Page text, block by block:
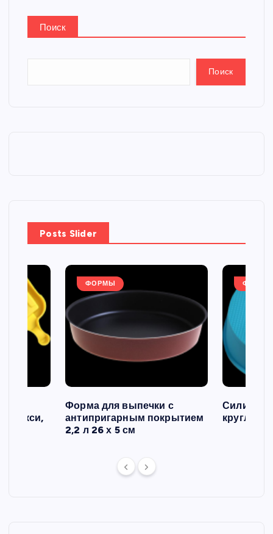
Поиск
Поиск
Posts Slider
макси,
ФОРМЫ
Форма для выпечки с
антипригарным покрытием
2,2 л 26 х 5 см
ФОРМЫ
круглая,